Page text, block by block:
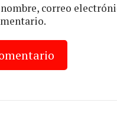
correo